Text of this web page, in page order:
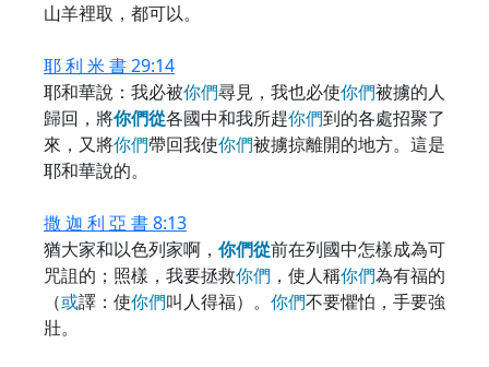
山羊裡取，都可以。
耶 利 米 書 29:14
耶和華說：我必被你們尋見，我也必使你們被擄的人
歸回，將你們從各國中和我所趕你們到的各處招聚了
來，又將你們帶回我使你們被擄掠離開的地方。這是
耶和華說的。
撒 迦 利 亞 書 8:13
猶大家和以色列家啊， 你們從前在列國中怎樣成為可
咒詛的；照樣，我要拯救你們 ，使人稱你們為有福的
（或譯：使你們叫人得福）。 你們不要懼怕，手要強
壯。